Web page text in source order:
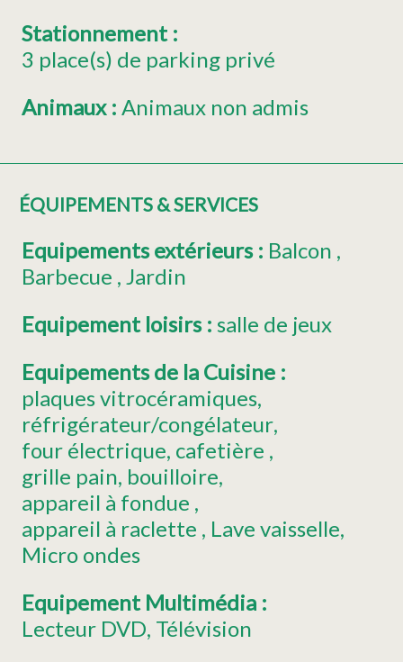
Stationnement :
3 place(s) de parking privé
Animaux : Animaux non admis
ÉQUIPEMENTS & SERVICES
Equipements extérieurs : Balcon
Barbecue Jardin
Equipement loisirs : salle de jeux
Equipements de la Cuisine :
plaques vitrocéramiques
réfrigérateur/congélateur
four électrique cafetière
grille pain bouilloire
appareil à fondue
appareil à raclette
Lave vaisselle
Micro ondes
Equipement Multimédia :
Lecteur DVD Télévision